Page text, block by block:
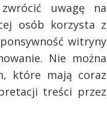
uwagę na
osób korzysta z
witryny
Nie można
które mają coraz
treści przez